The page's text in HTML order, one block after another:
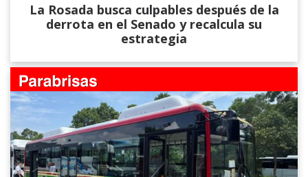
La Rosada busca culpables después de la
derrota en el Senado y recalcula su
estrategia